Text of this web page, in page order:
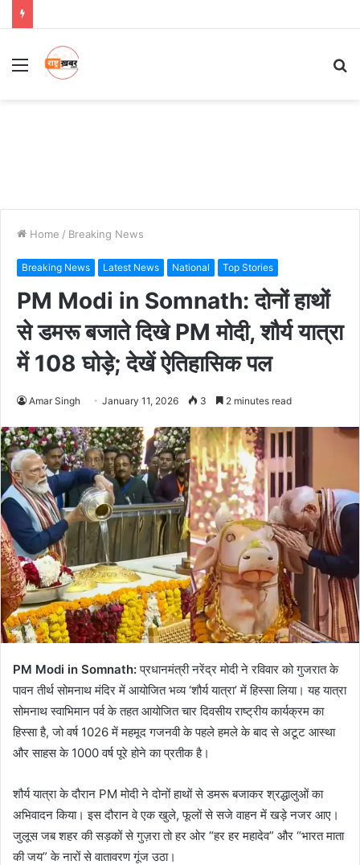
Menu
Home / Breaking News
Breaking News Latest News National Top Stories
PM Modi in Somnath: दोनों हाथों
से डमरू बजाते दिखे PM मोदी, शौर्य यात्रा
में 108 घोड़े; देखें ऐतिहासिक पल
Amar Singh January 11, 2026 3 2 minutes read
PM Modi in Somnath:प्रधानमंत्री नरेंद्र मोदी ने रविवार को गुजरात के
पावन तीर्थ सोमनाथ मंदिर में आयोजित भव्य ‘शौर्य यात्रा’ में हिस्सा लिया। यह यात्रा
सोमनाथ स्वाभिमान पर्व के तहत आयोजित चार दिवसीय राष्ट्रीय कार्यक्रम का
हिस्सा है, जो वर्ष 1026 में महमूद गजनवी के पहले हमले के बाद से अटूट आस्था
और साहस के 1000 वर्ष पूरे होने का प्रतीक है।
शौर्य यात्रा के दौरान PM मोदी ने दोनों हाथों से डमरू बजाकर श्रद्धालुओं का
अभिवादन किया। इस दौरान वे एक खुले, फूलों से सजे वाहन में खड़े नजर आए।
जुलूस जब शहर की सड़कों से गुज़रा तो हर ओर “हर हर महादेव” और “भारत माता
की जय” के नारों से वातावरण गूंज उठा।